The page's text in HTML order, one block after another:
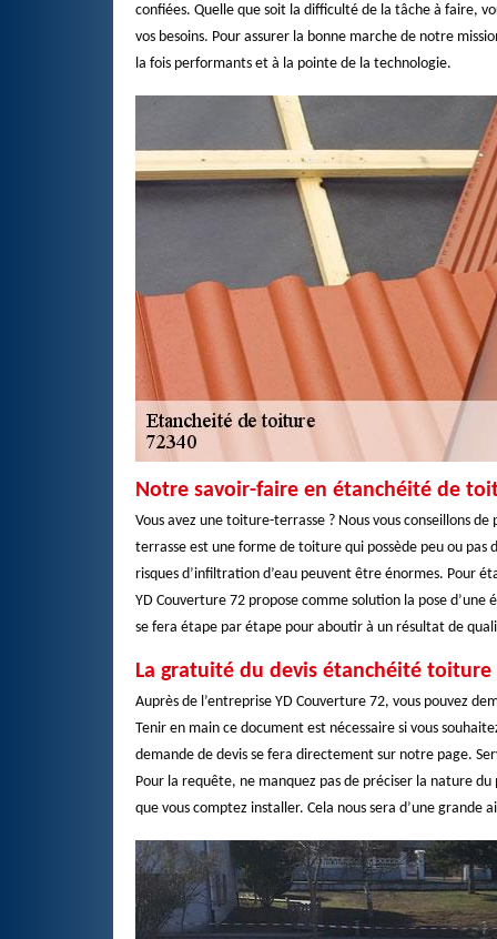
confiées. Quelle que soit la difficulté de la tâche à faire,
vos besoins. Pour assurer la bonne marche de notre
la fois performants et à la pointe de la technologie.
Notre savoir-faire en étanchéité de
Vous avez une toiture-terrasse ? Nous vous conseillons
terrasse est une forme de toiture qui possède peu ou
risques d’infiltration d’eau peuvent être énormes. Pour
YD Couverture 72 propose comme solution la pose
se fera étape par étape pour aboutir à un résultat de
La gratuité du devis étanchéité toiture
Auprès de l’entreprise YD Couverture 72, vous pouvez
Tenir en main ce document est nécessaire si vous
demande de devis se fera directement sur notre page.
Pour la requête, ne manquez pas de préciser la nature
que vous comptez installer. Cela nous sera d’une grande